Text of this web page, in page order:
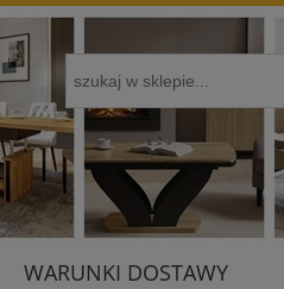
WARUNKI DOSTAWY